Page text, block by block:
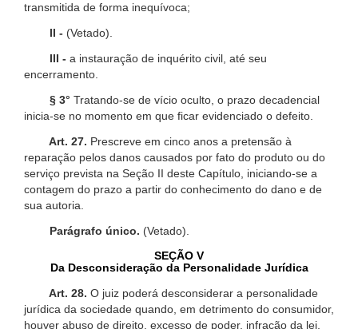
transmitida de forma inequívoca;
II - (Vetado).
III - a instauração de inquérito civil, até seu
encerramento.
§ 3° Tratando-se de vício oculto, o prazo decadencial
inicia-se no momento em que ficar evidenciado o defeito.
Art. 27. Prescreve em cinco anos a pretensão à
reparação pelos danos causados por fato do produto ou do
serviço prevista na Seção II deste Capítulo, iniciando-se a
contagem do prazo a partir do conhecimento do dano e de
sua autoria.
Parágrafo único. (Vetado).
SEÇÃO V
Da Desconsideração da Personalidade Jurídica
Art. 28. O juiz poderá desconsiderar a personalidade
jurídica da sociedade quando, em detrimento do consumidor,
houver abuso de direito, excesso de poder, infração da lei,